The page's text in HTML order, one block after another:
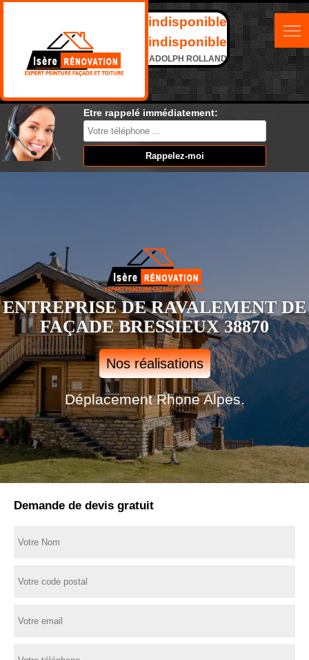
indisponible
indisponible
ADOLPH ROLLAND
Etre rappelé immédiatement:
ENTREPRISE DE RAVALEMENT DE
FAÇADE BRESSIEUX 38870
Nos réalisations
Déplacement Rhone Alpes.
Demande de devis gratuit